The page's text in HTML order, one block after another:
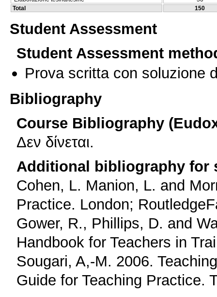
Total
150
Student Assessment
Student Assessment
Prova scritta con soluzione
Bibliography
Course Bibliography
Δεν δίνεται.
Additional bibliography for
Cohen, L. Manion, L. and
Practice. London;
Gower, R., Phillips, D. and
Handbook for Teachers in
Sougari, A,-M. 2006.
Guide for Teaching Practice.